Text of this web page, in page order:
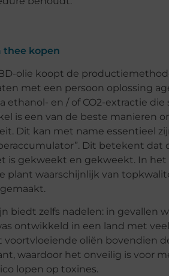
thee kopen
olie koopt de
met een persoon oplossing
ethanol- en / of CO2-extractie die
is een van de beste manieren
Dit kan met name essentieel
Dit betekent
is gekweekt en gekweekt. In
plant waarschijnlijk van
biedt zelfs nadelen: in
ontwikkeld in een land met
voortvloeiende oliën bovendien
waardoor het onveilig is voor
lopen op toxines.